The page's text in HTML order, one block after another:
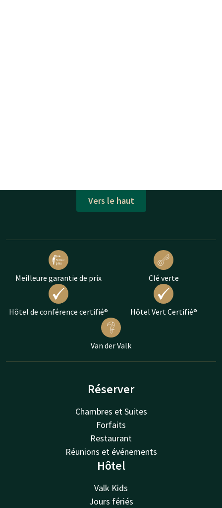
Vers le haut
Meilleure garantie de prix Clé verte
Hôtel de conférence certifié® Hôtel Vert Certifié®
Van der Valk
Réserver
Chambres et Suites
Forfaits
Restaurant
Réunions et événements
Hôtel
Valk Kids
Jours fériés